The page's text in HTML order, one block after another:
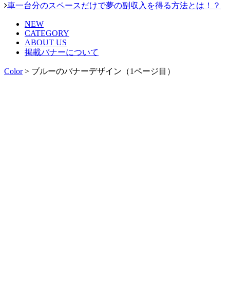
車一台分のスペースだけで夢の副収入を得る方法とは！？
NEW
CATEGORY
ABOUT US
掲載バナーについて
Color> ブルーのバナーデザイン（1ページ目）